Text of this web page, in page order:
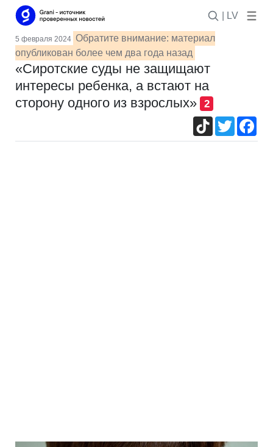
| LV
5 февраля 2024 Обратите внимание: материал
опубликован более чем два года назад
«Сиротские суды не защищают
интересы ребенка, а встают на
сторону одного из взрослых»
2
TikTokTwitter